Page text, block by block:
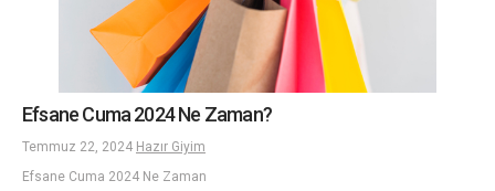
Efsane Cuma 2024 Ne Zaman?
Temmuz 22, 2024 Hazır Giyim
Efsane Cuma 2024 Ne Zaman